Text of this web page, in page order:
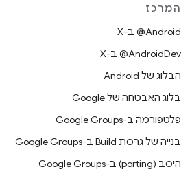
המרכז
‫‎@Android ב-X
‫‎@AndroidDev ב-X
הבלוג של Android
בלוג האבטחה של Google
פלטפורמה ב-Google Groups
בנייה של גרסת Build ב-Google Groups
היסב (porting) ב-Google Groups